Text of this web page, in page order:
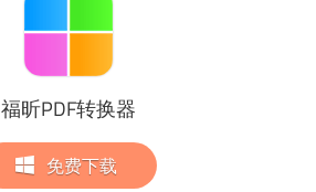
福昕PDF转换器
免费下载